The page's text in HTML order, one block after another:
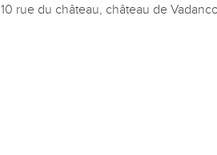
10 rue du château, château de